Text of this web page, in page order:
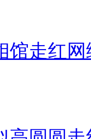
馆走红网